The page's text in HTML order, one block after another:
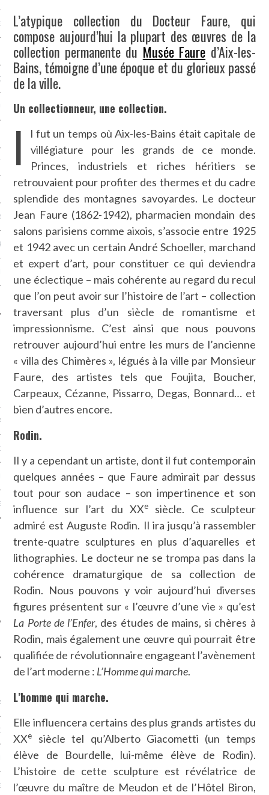
EN VOD
CARAVELLE
PODCAST
SUIVEZ-NOUS
CARAVELLE
CARAVELLE
PODCAST
L’atypique collection du Docteur Faure, qui
compose aujourd’hui la plupart des œuvres de la
collection permanente du Musée Faure d’Aix-les-
Bains, témoigne d’une époque et du glorieux passé
de la ville.
Un collectionneur, une collection.
I
l fut un temps où Aix-les-Bains était capitale de
villégiature pour les grands de ce monde.
Princes, industriels et riches héritiers se
retrouvaient pour profiter des thermes et du cadre
splendide des montagnes savoyardes. Le docteur
Jean Faure (1862-1942), pharmacien mondain des
salons parisiens comme aixois, s’associe entre 1925
et 1942 avec un certain André Schoeller, marchand
et expert d’art, pour constituer ce qui deviendra
une éclectique – mais cohérente au regard du recul
que l’on peut avoir sur l’histoire de l’art – collection
traversant plus d’un siècle de romantisme et
impressionnisme. C’est ainsi que nous pouvons
retrouver aujourd’hui entre les murs de l’ancienne
« villa des Chimères », légués à la ville par Monsieur
Faure, des artistes tels que Foujita, Boucher,
Carpeaux, Cézanne, Pissarro, Degas, Bonnard… et
bien d’autres encore.
Rodin.
Il y a cependant un artiste, dont il fut contemporain
quelques années – que Faure admirait par dessus
tout pour son audace – son impertinence et son
influence sur l’art du XXesiècle. Ce sculpteur
admiré est Auguste Rodin. Il ira jusqu’à rassembler
trente-quatre sculptures en plus d’aquarelles et
lithographies. Le docteur ne se trompa pas dans la
cohérence dramaturgique de sa collection de
Rodin. Nous pouvons y voir aujourd’hui diverses
figures présentent sur « l’œuvre d’une vie » qu’est
La Porte de l’Enfer, des études de mains, si chères à
Rodin, mais également une œuvre qui pourrait être
qualifiée de révolutionnaire engageant l’avènement
de l’art moderne : L’Homme qui marche.
L’homme qui marche.
Elle influencera certains des plus grands artistes du
XXe
siècle tel qu’Alberto Giacometti (un temps
élève de Bourdelle, lui-même élève de Rodin).
L’histoire de cette sculpture est révélatrice de
l’œuvre du maître de Meudon et de l’Hôtel Biron,